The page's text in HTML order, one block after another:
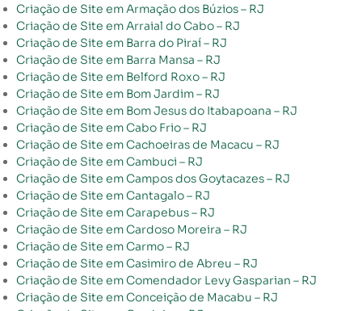
Criação de Site em Armação dos Búzios – RJ
Criação de Site em Arraial do Cabo – RJ
Criação de Site em Barra do Piraí – RJ
Criação de Site em Barra Mansa – RJ
Criação de Site em Belford Roxo – RJ
Criação de Site em Bom Jardim – RJ
Criação de Site em Bom Jesus do Itabapoana – RJ
Criação de Site em Cabo Frio – RJ
Criação de Site em Cachoeiras de Macacu – RJ
Criação de Site em Cambuci – RJ
Criação de Site em Campos dos Goytacazes – RJ
Criação de Site em Cantagalo – RJ
Criação de Site em Carapebus – RJ
Criação de Site em Cardoso Moreira – RJ
Criação de Site em Carmo – RJ
Criação de Site em Casimiro de Abreu – RJ
Criação de Site em Comendador Levy Gasparian – RJ
Criação de Site em Conceição de Macabu – RJ